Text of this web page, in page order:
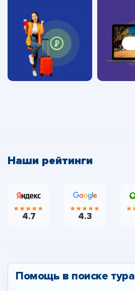
Наши рейтинги
4.7 4.3
Помощь в поиске тура